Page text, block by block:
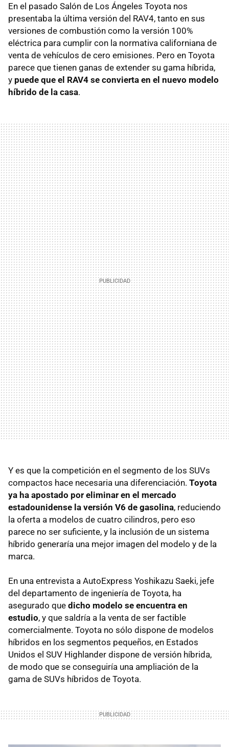
En el pasado Salón de Los Ángeles Toyota nos
presentaba la última versión del RAV4, tanto en sus
versiones de combustión como la versión 100%
eléctrica para cumplir con la normativa californiana de
venta de vehículos de cero emisiones. Pero en Toyota
parece que tienen ganas de extender su gama híbrida,
y puede que el RAV4 se convierta en el nuevo modelo
híbrido de la casa.
Y es que la competición en el segmento de los SUVs
compactos hace necesaria una diferenciación. Toyota
ya ha apostado por eliminar en el mercado
estadounidense la versión V6 de gasolina, reduciendo
la oferta a modelos de cuatro cilindros, pero eso
parece no ser suficiente, y la inclusión de un sistema
híbrido generaría una mejor imagen del modelo y de la
marca.
En una entrevista a AutoExpress Yoshikazu Saeki, jefe
del departamento de ingeniería de Toyota, ha
asegurado que dicho modelo se encuentra en
estudio, y que saldría a la venta de ser factible
comercialmente. Toyota no sólo dispone de modelos
híbridos en los segmentos pequeños, en Estados
Unidos el SUV Highlander dispone de versión híbrida,
de modo que se conseguiría una ampliación de la
gama de SUVs híbridos de Toyota.